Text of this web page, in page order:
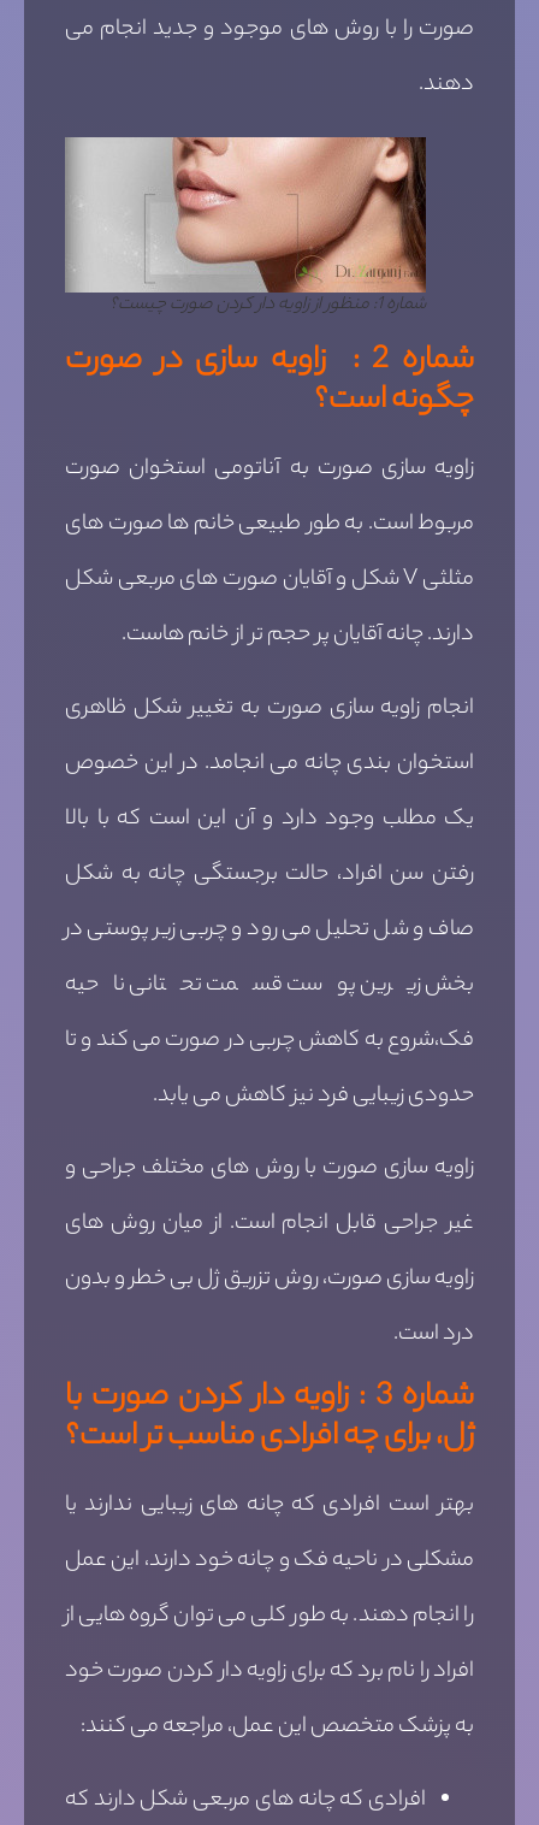
صورت را با روش های موجود و جدید انجام می
دهند.
شماره 1: منظور از زاویه دار کردن صورت چیست؟
شماره 2 : زاویه سازی در صورت
چگونه است؟
زاویه سازی صورت به آناتومی استخوان صورت
مربوط است. به طور طبیعی خانم ها صورت های
مثلثی V شکل و آقایان صورت های مربعی شکل
دارند. چانه آقایان پر حجم تر از خانم هاست.
انجام زاویه سازی صورت به تغییر شکل ظاهری
استخوان بندی چانه می انجامد. در این خصوص
یک مطلب وجود دارد و آن این است که با بالا
رفتن سن افراد، حالت برجستگی چانه به شکل
صاف و شل تحلیل می رود و چربی زیر پوستی در
بخش زیرین پوست قسمت تحتانی ناحیه
فک،شروع به کاهش چربی در صورت می کند و تا
حدودی زیبایی فرد نیز کاهش می یابد.
زاویه سازی صورت با روش های مختلف جراحی و
غیر جراحی قابل انجام است. از میان روش های
زاویه سازی صورت، روش تزریق ژل بی خطر و بدون
درد است.
شماره 3 : زاویه دار کردن صورت با
ژل، برای چه افرادی مناسب تر است؟
بهتر است افرادی که چانه های زیبایی ندارند یا
مشکلی در ناحیه فک و چانه خود دارند، این عمل
را انجام دهند. به طور کلی می توان گروه هایی از
افراد را نام برد که برای زاویه دار کردن صورت خود
به پزشک متخصص این عمل، مراجعه می کنند:
افرادی که چانه های مربعی شکل دارند که